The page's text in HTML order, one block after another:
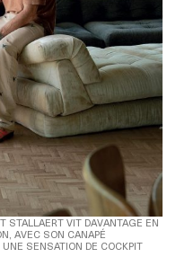
STALLAERT VIT DAVANTAGE EN
AVEC SON CANAPÉ
SENSATION DE COCKPIT